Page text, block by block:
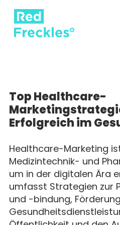
Top Healthcare-
Erfolgreich im
Healthcare-Marketing
Medizintechnik- und
um in der digitalen Ära
umfasst Strategien zur
und -bindung,